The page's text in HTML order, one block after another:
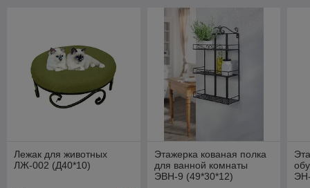
Лежак для животных
ЛЖ-002 (Д40*10)
Этажерка кованая полка
для ванной комнаты
ЭВН-9 (49*30*12)